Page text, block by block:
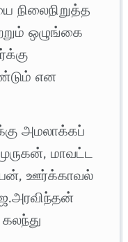
நிலைநிறுத்த
ஒழுங்கை
என
அமலாக்கப்
மாவட்ட
ஊர்க்காவல்